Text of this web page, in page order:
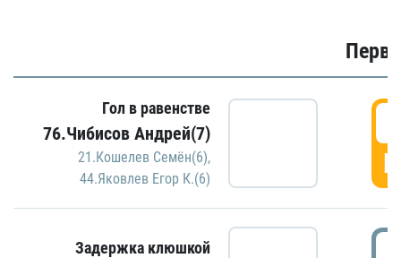
Гол в равенстве
76.Чибисов Андрей(7)
21.Кошелев Семён(6),
44.Яковлев Егор К.(6)
Задержка клюшкой